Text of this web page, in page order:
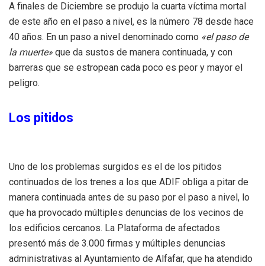
A finales de Diciembre se produjo la cuarta víctima mortal
de este año en el paso a nivel, es la número 78 desde hace
40 años. En un paso a nivel denominado como «el paso de
la muerte» que da sustos de manera continuada, y con
barreras que se estropean cada poco es peor y mayor el
peligro.
Los pitidos
Uno de los problemas surgidos es el de los pitidos
continuados de los trenes a los que ADIF obliga a pitar de
manera continuada antes de su paso por el paso a nivel, lo
que ha provocado múltiples denuncias de los vecinos de
los edificios cercanos. La Plataforma de afectados
presentó más de 3.000 firmas y múltiples denuncias
administrativas al Ayuntamiento de Alfafar, que ha atendido